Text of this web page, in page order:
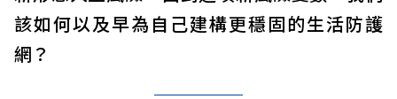
該如何以及早為自己建構更穩固的生活防護
網？